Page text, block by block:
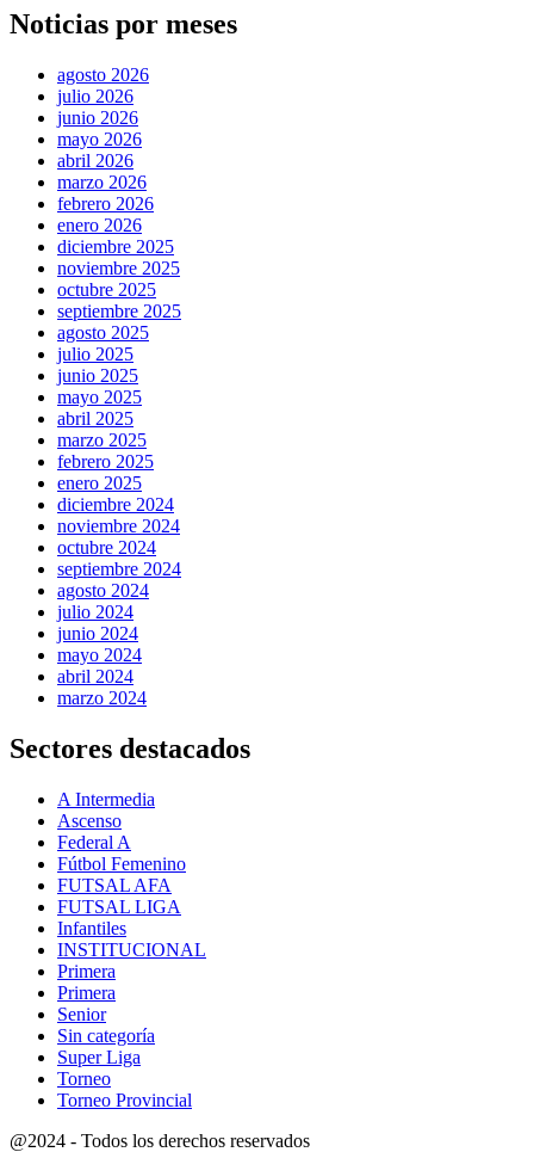
Noticias por meses
agosto 2026
julio 2026
junio 2026
mayo 2026
abril 2026
marzo 2026
febrero 2026
enero 2026
diciembre 2025
noviembre 2025
octubre 2025
septiembre 2025
agosto 2025
julio 2025
junio 2025
mayo 2025
abril 2025
marzo 2025
febrero 2025
enero 2025
diciembre 2024
noviembre 2024
octubre 2024
septiembre 2024
agosto 2024
julio 2024
junio 2024
mayo 2024
abril 2024
marzo 2024
Sectores destacados
A Intermedia
Ascenso
Federal A
Fútbol Femenino
FUTSAL AFA
FUTSAL LIGA
Infantiles
INSTITUCIONAL
Primera
Primera
Senior
Sin categoría
Super Liga
Torneo
Torneo Provincial
@2024 - Todos los derechos reservados